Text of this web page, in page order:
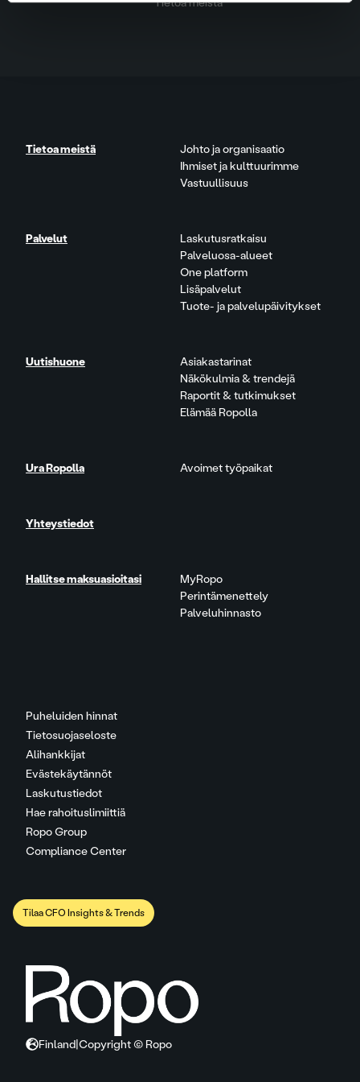
Tietoa meistä
Puheluiden hinnat
Tietosuojaseloste
Alihankkijat
Evästekäytännöt
Laskutustiedot
Hae rahoituslimiittiä
Ropo Group
Compliance Center
Tietoa meistä
Johto ja organisaatio
Ihmiset ja kulttuurimme
Vastuullisuus
Palvelut
Laskutusratkaisu
Palveluosa-alueet
One platform
Lisäpalvelut
Tuote- ja palvelupäivitykset
Uutishuone
Asiakastarinat
Näkökulmia & trendejä
Raportit & tutkimukset
Elämää Ropolla
Ura Ropolla Avoimet työpaikat
Yhteystiedot
Hallitse maksuasioitasi
MyRopo
Perintämenettely
Palveluhinnasto
Tilaa CFO Insights & Trends
Finland Copyright © Ropo